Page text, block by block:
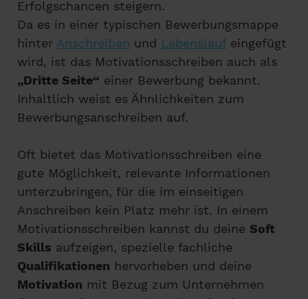
Erfolgschancen steigern.
Da es in einer typischen Bewerbungsmappe
hinter Anschreiben und Lebenslaufeingefügt
wird, ist das Motivationsschreiben auch als
„Dritte Seite“ einer Bewerbung bekannt.
Inhaltlich weist es Ähnlichkeiten zum
Bewerbungsanschreiben auf.
Oft bietet das Motivationsschreiben eine
gute Möglichkeit, relevante Informationen
unterzubringen, für die im einseitigen
Anschreiben kein Platz mehr ist. In einem
Motivationsschreiben kannst du deine Soft
Skills aufzeigen, spezielle fachliche
Qualifikationen hervorheben und deine
Motivation mit Bezug zum Unternehmen